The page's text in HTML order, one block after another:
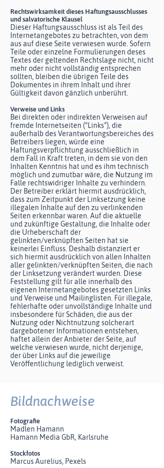
Rechtswirksamkeit dieses Haftungsausschlusses
und salvatorische Klausel
Dieser Haftungsausschluss ist als Teil des
Internetangebotes zu betrachten, von dem
aus auf diese Seite verwiesen wurde. Sofern
Teile oder einzelne Formulierungen deses
Textes der geltenden Rechtslage nicht, nicht
mehr oder nicht vollständig entsprechen
sollten, bleiben die übrigen Teile des
Dokumentes in ihrem Inhalt und ihrer
Gültigkeit davon gänzlich unberührt.
Verweise und Links
Bei direkten oder indirekten Verweisen auf
fremde Internetseiten (“Links”), die
außerhalb des Verantwortungsbereiches des
Betreibers liegen, würde eine
Haftungsverpflichtung ausschließlich in
dem Fall in Kraft treten, in dem sie von den
Inhalten Kenntnis hat und es ihm technisch
möglich und zumutbar wäre, die Nutzung im
Falle rechtswidriger Inhalte zu verhindern.
Der Betreiber erklärt hiermit ausdrücklich,
dass zum Zeitpunkt der Linksetzung keine
illegalen Inhalte auf den zu verlinkenden
Seiten erkennbar waren. Auf die aktuelle
und zukünftige Gestaltung, die Inhalte oder
die Urheberschaft der
gelinkten/verknüpften Seiten hat sie
keinerlei Einfluss. Deshalb distanziert er
sich hiermit ausdrücklich von allen Inhalten
aller gelinkten/verknüpften Seiten, die nach
der Linksetzung verändert wurden. Diese
Feststellung gilt für alle innerhalb des
eigenen Internetangebotes gesetzten Links
und Verweise und Mailinglisten. Für illegale,
fehlerhafte oder unvollständige Inhalte und
insbesondere für Schäden, die aus der
Nutzung oder Nichtnutzung solcherart
dargebotener Informationen entstehen,
haftet allein der Anbieter der Seite, auf
welche verwiesen wurde, nicht derjenige,
der über Links auf die jeweilige
Veröffentlichung lediglich verweist.
Bildnachweise
Fotografie
Madlen Hamann
Hamann Media GbR, Karlsruhe
Stockfotos
Marcus Aurelius, Pexels